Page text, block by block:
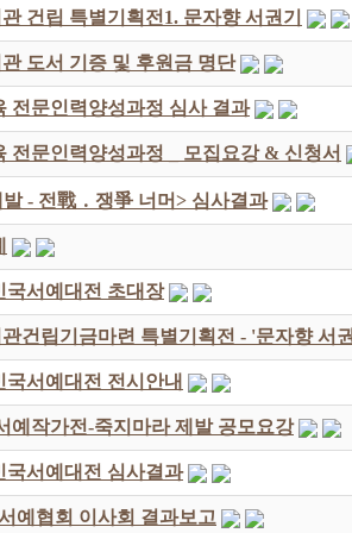
건립 특별기획전1. 문자향 서권기
도서 기증 및 후원금 명단
전문인력양성과정 심사 결과
전문인력양성과정 _ 모집요강 & 신청서
- 전戰 ․ 쟁爭 너머> 심사결과
국서예대전 초대장
건립기금마련 특별기획전 - '문자향 서
국서예대전 전시안내
예작가전-죽지마라 제발 공모요강
국서예대전 심사결과
예협회 이사회 결과보고